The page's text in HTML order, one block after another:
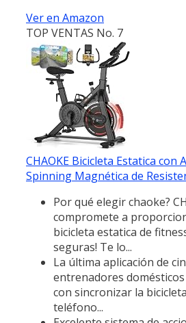
Ver en Amazon
TOP VENTAS No. 7
CHAOKE Bicicleta Estatica con
Spinning Magnética de
Por qué elegir chaoke?
compromete a
bicicleta estatica de
seguras! Te lo...
La última aplicación de
entrenadores
con sincronizar la
teléfono...